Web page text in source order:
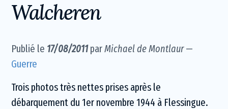
Walcheren
Publié le 17/08/2011parMichael de Montlaur—
Guerre
Trois photos très nettes prises après le
débarquement du 1er novembre 1944 à Flessingue.